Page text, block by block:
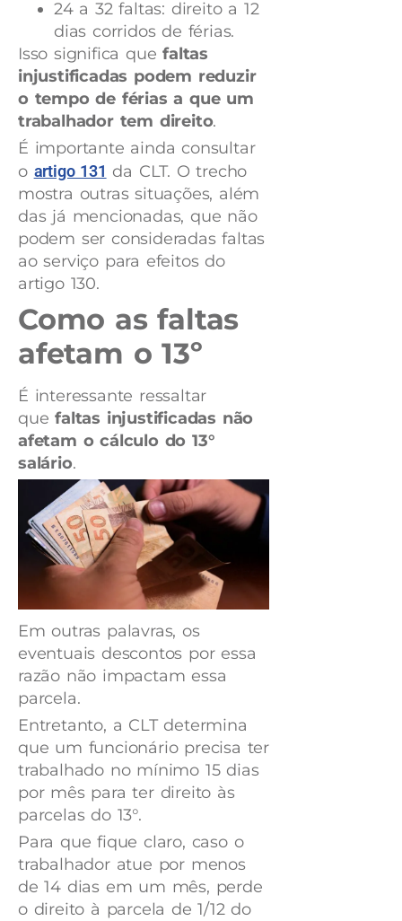
24 a 32 faltas: direito a 12
dias corridos de férias.
Isso significa quefaltas
injustificadas podem reduzir
o tempo de férias a que um
trabalhador tem direito.
É importante ainda consultar
o artigo 131 da CLT. O trecho
mostra outras situações, além
das já mencionadas, que não
podem ser consideradas faltas
ao serviço para efeitos do
artigo 130.
Como as faltas
afetam o 13º
É interessante ressaltar
quefaltas injustificadas não
afetam ocálculo do 13°
salário.
Em outras palavras, os
eventuais descontos por essa
razão não impactam essa
parcela.
Entretanto, a CLT determina
que um funcionário precisa ter
trabalhado no mínimo 15 dias
por mês para ter direito às
parcelas do 13°.
Para que fique claro, caso o
trabalhador atue por menos
de 14 dias em um mês, perde
o direito à parcela de 1/12 do